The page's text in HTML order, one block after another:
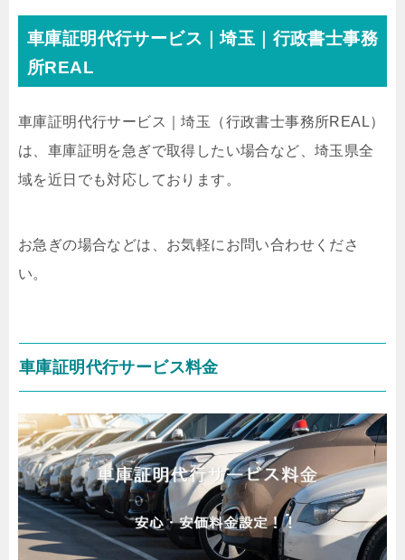
車庫証明代行サービス｜埼玉｜行政書士事務
所REAL
車庫証明代行サービス｜埼玉
（行政書士事務所REAL）
は、車庫証明を急ぎで取得したい場合など、埼玉県全
域を近日でも対応しております。
お急ぎの場合などは、お気軽にお問い合わせくださ
い。
車庫証明代行サービス料金